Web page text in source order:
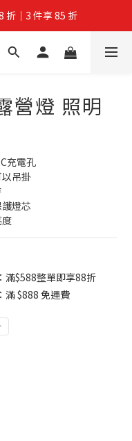
狂打 88 折
折｜3 件享 85 折
狂打 88 折
營燈 照明
充電孔
吊掛
燈芯
滿$588整單即享88折
滿 $888 免運費